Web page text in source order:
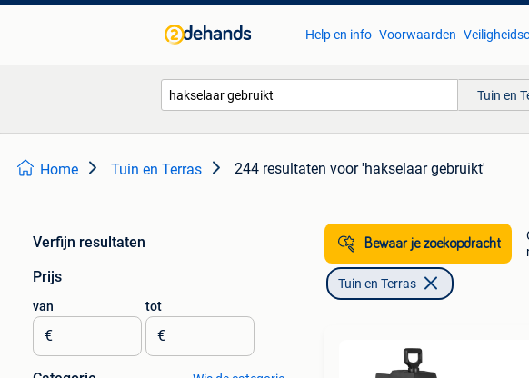
Help en info Voorwaarden
Tuin en
Home Tuin en Terras 244 resultaten voor 'hakselaar gebruikt'
Verfijn resultaten
Prijs
van
€
tot
€
Bewaar je zoekopdracht
Tuin en Terras